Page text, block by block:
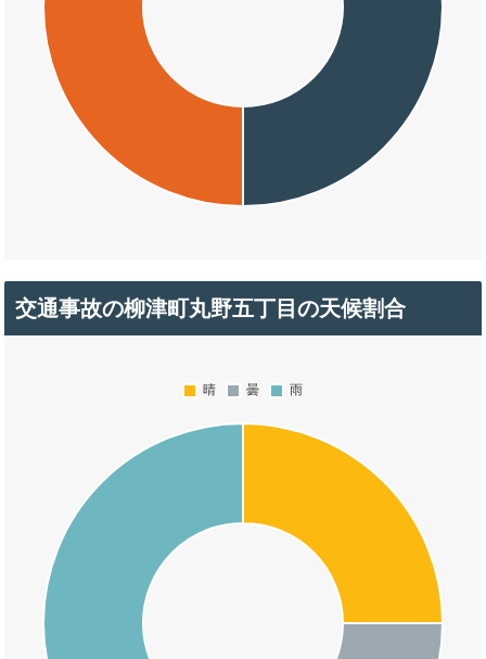
交通事故の柳津町丸野五丁目の天候割合